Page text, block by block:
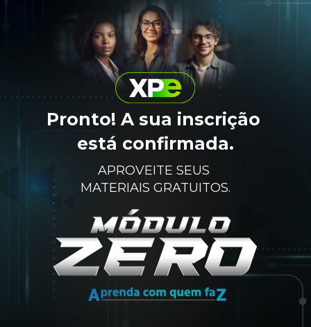
Pronto! A sua inscrição
está confirmada.
APROVEITE SEUS
MATERIAIS GRATUITOS.